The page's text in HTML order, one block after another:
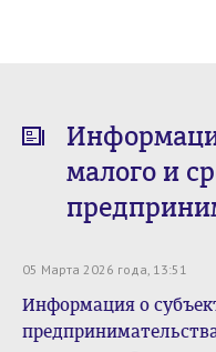
малого и
05 Марта 2026 года, 13:51
Информация о